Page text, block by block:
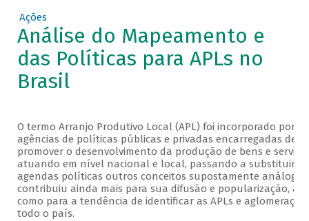
Ações
Análise do Mapeamento e
das Políticas para APLs no
Brasil
O termo Arranjo Produtivo Local (APL) foi incorporado por
agências de políticas públicas e privadas encarregadas de
promover o desenvolvimento da produção de bens e
atuando em nível nacional e local, passando a substituir
agendas políticas outros conceitos supostamente
contribuiu ainda mais para sua difusão e popularização,
como para a tendência de identificar as APLs e
todo o país.